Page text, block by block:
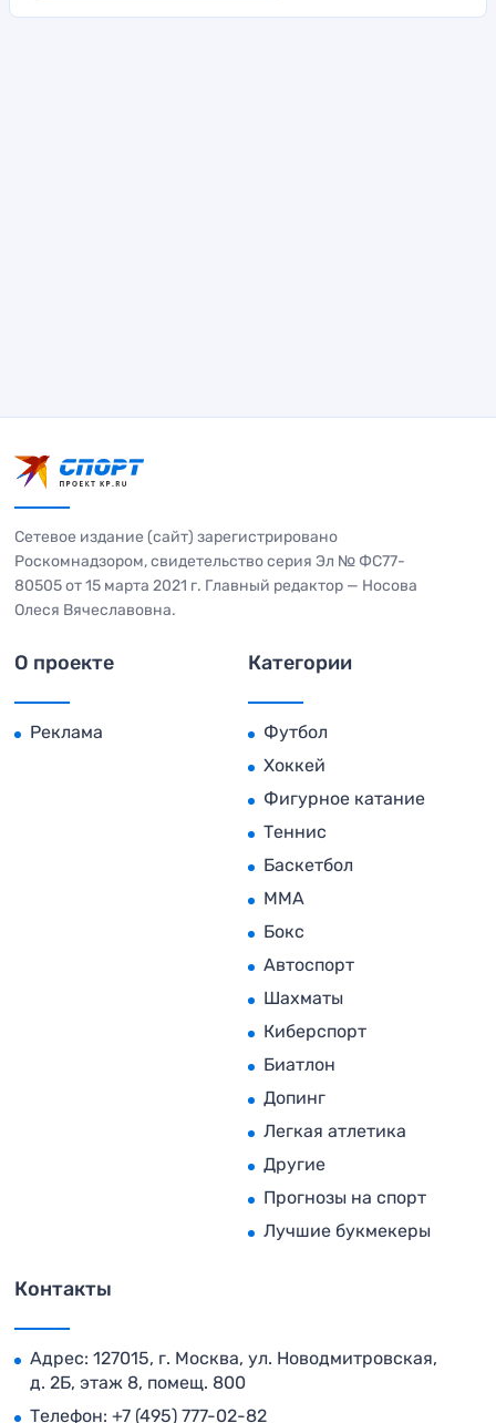
Сетевое издание (сайт) зарегистрировано
Роскомнадзором, свидетельство серия Эл № ФС77-
80505 от 15 марта 2021 г. Главный редактор — Носова
Олеся Вячеславовна.
О проекте
Реклама
Категории
Футбол
Хоккей
Фигурное катание
Теннис
Баскетбол
MMA
Бокс
Автоспорт
Шахматы
Киберспорт
Биатлон
Допинг
Легкая атлетика
Другие
Прогнозы на спорт
Лучшие букмекеры
Контакты
Адрес: 127015, г. Москва, ул. Новодмитровская,
д. 2Б, этаж 8, помещ. 800
Телефон: +7 (495) 777-02-82